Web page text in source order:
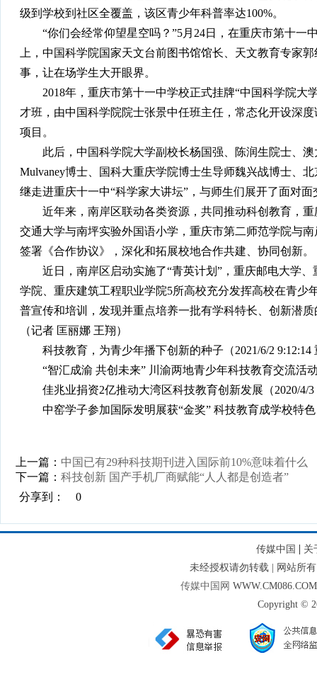
级到学校到社区全覆盖，该区青少年科普率达100%。
“你们会经常仰望星空吗？”5月24日，在重庆市第十一
上，中国科学院国家天文台前图书馆馆长、天文教育专家
事，让在场学生大开眼界。
2018年，重庆市第十一中学校正式挂牌“中国科学院大
才班，由中国科学院院士张景中任班主任，常态化开设深
项目。
此后，中国科学院大学副校长杨国强、陈润生院士、澳
Mulvaney博士、国科大重庆学院博士生导师魏兴战博士、
继走进重庆十一中“科学家大讲坛”，与师生们展开了面对面
近年来，南岸区联动各类资源，共同推动科创教育，重
交通大学与南坪实验外国语小学，重庆市第二师范学院与
签署《合作协议》，深化和拓展校地合作共建、协同创新。
近日，南岸区启动实施了“青英计划”，重庆邮电大学、
学院、重庆建筑工程职业学院5所高校充分发挥高校在青少
普宣传和培训，发现并重点培养一批有学科特长、创新潜
（记者 匡丽娜 王翔）
科技教育，为青少年播下创新的种子（2021/6/2 9:12:14
“智汇成渝 共创未来” 川渝两地青少年科技教育交流活动
佳兆业捐资2亿推动大湾区科技教育创新发展（2020/4/3
中窑学子参加国际发明展获“金奖” 科技教育成学校特色
上一篇： 中国已有29种科技期刊进入国际前10%意味着什么
下一篇： 科技创新 国产手机厂商赋能“人人都是创造者”
分享到：
0
传媒中国 | 关
未经授权请勿转载 | 网站所
传媒中国网
Copyright ©